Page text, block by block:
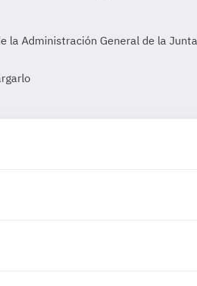
Administración General de la